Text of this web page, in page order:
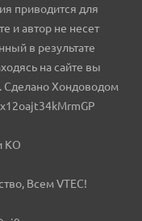
приводится для
и автор не несет
в результате
на сайте вы
Сделано Хондоводом
КО
Всем VTEC!